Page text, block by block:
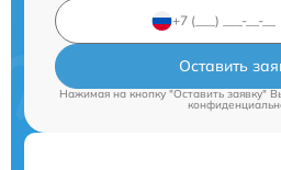
Оставить
Нажимая на кнопку "Оставить заявку"